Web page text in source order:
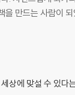
을 만드는 사람이
책으로 『내 걱정
법 젤리』, 『깜깜이
라!』,
상에 맞설 수 있다